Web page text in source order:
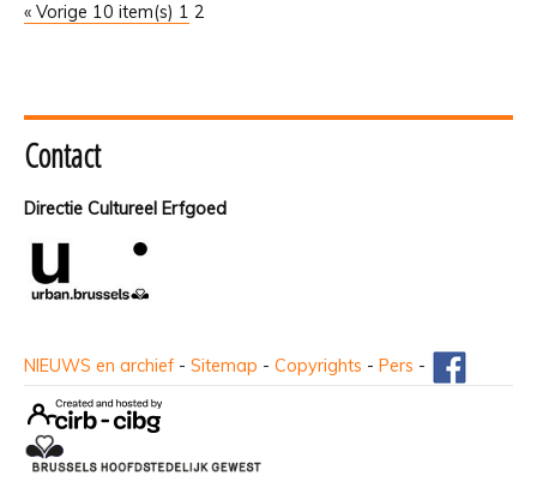
« Vorige 10 item(s) 1 2
Contact
Directie Cultureel Erfgoed
NIEUWS en archief - Sitemap - Copyrights - Pers -